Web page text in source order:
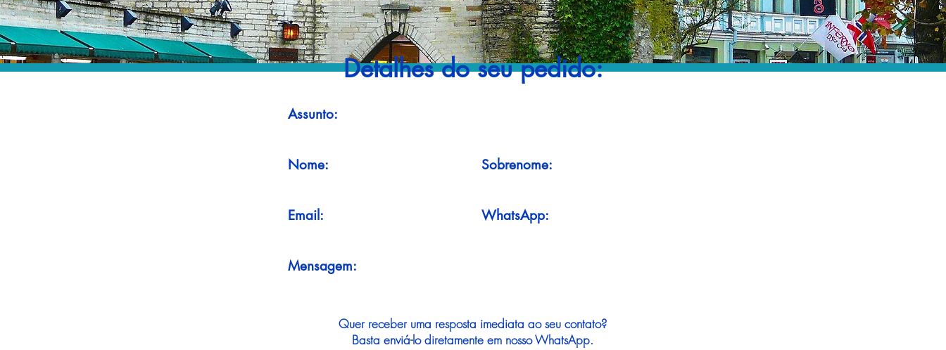
Detalhes do seu pedido:
Assunto:
Nome: Sobrenome:
Email: WhatsApp:
Mensagem:
Quer receber uma resposta imediata ao seu contato?
Basta enviá-lo diretamente em nosso WhatsApp.